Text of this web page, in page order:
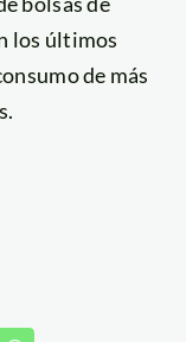
los últimos
de más